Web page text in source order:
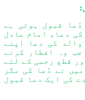
قبول ہوتی ہے
دعا، امام عادل
کی دعا اپنے
وہ افطار کرنے
قطع رحمی کے لئے
نے دُعا کی مگر
کی ایک دعا قبول